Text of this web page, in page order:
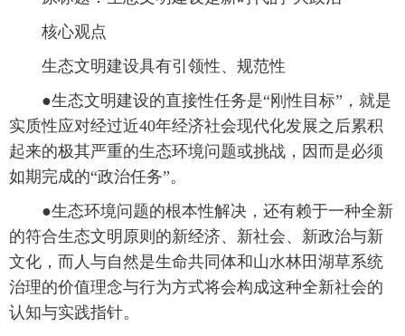
旅游
看天下 晋月读 最太原
太原日报 太原晚报 热评 社区
核心观点
生态文明建设具有引领性、规范性
●生态文明建设的直接性任务是“刚性目标”，就是
实质性应对经过近40年经济社会现代化发展之后累积
起来的极其严重的生态环境问题或挑战，因而是必须
如期完成的“政治任务”。
●生态环境问题的根本性解决，还有赖于一种全新
的符合生态文明原则的新经济、新社会、新政治与新
文化，而人与自然是生命共同体和山水林田湖草系统
治理的价值理念与行为方式将会构成这种全新社会的
认知与实践指针。